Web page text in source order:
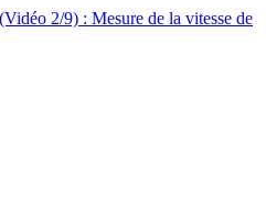
2/9) : Mesure de la vitesse de